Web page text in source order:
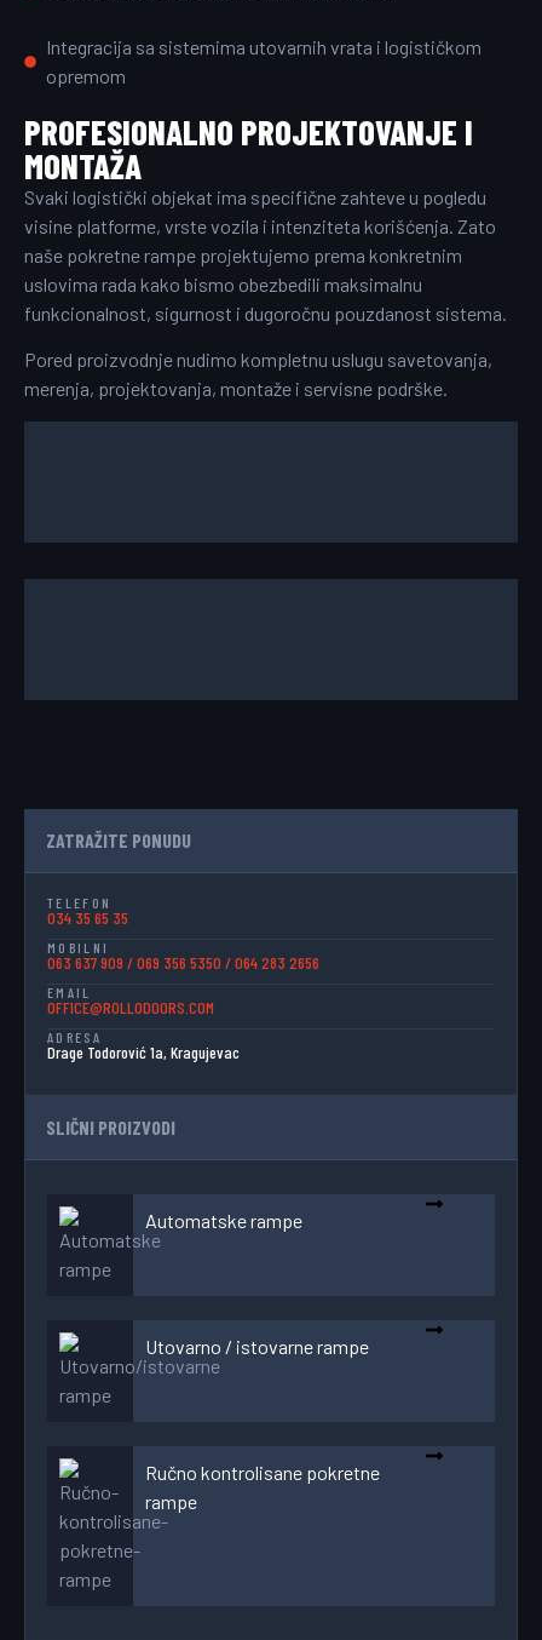
Integracija sa sistemima utovarnih vrata i logističkom
opremom
PROFESIONALNO PROJEKTOVANJE I
MONTAŽA
Svaki logistički objekat ima specifične zahteve u pogledu
visine platforme, vrste vozila i intenziteta korišćenja. Zato
naše pokretne rampe projektujemo prema konkretnim
uslovima rada kako bismo obezbedili maksimalnu
funkcionalnost, sigurnost i dugoročnu pouzdanost sistema.
Pored proizvodnje nudimo kompletnu uslugu savetovanja,
merenja, projektovanja, montaže i servisne podrške.
ZATRAŽITE PONUDU
TELEFON
034 35 65 35
MOBILNI
063 637 909 /069 356 5350 /064 283 2656
EMAIL
OFFICE@ROLLODOORS.COM
ADRESA
Drage Todorović 1a, Kragujevac
SLIČNI PROIZVODI
Automatske rampe
Utovarno / istovarne rampe
Ručno kontrolisane pokretne
rampe